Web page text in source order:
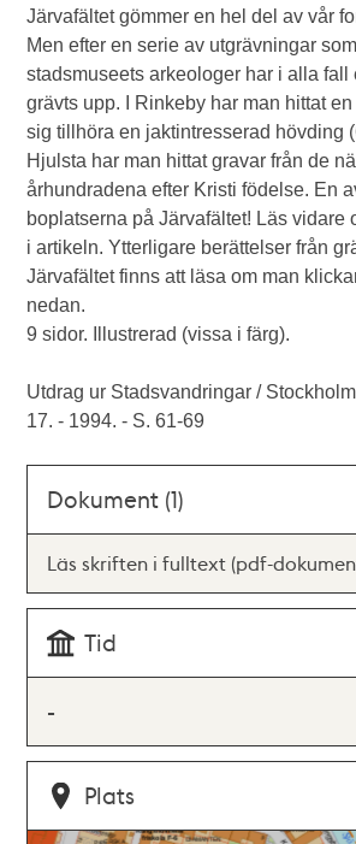
Järvafältet gömmer en hel del av vår
Men efter en serie av utgrävningar
stadsmuseets arkeologer har i alla fall
grävts upp. I Rinkeby har man hittat
sig tillhöra en jaktintresserad hövding
Hjulsta har man hittat gravar från de
århundradena efter Kristi födelse. En
boplatserna på Järvafältet! Läs vidare
i artikeln. Ytterligare berättelser från
Järvafältet finns att läsa om man
nedan.
9 sidor. Illustrerad (vissa i färg).
Utdrag ur Stadsvandringar /
17. - 1994. - S. 61-69
Dokument (1)
Läs skriften i fulltext (pdf-
Tid
-
Plats